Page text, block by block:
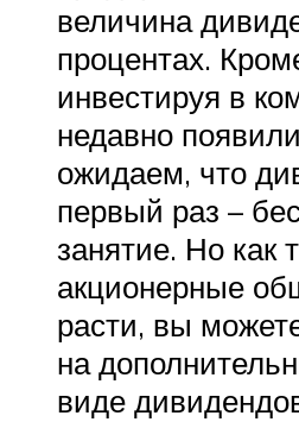
величина
процентах.
инвестируя в
недавно
ожидаем, что
первый раз –
занятие. Но как
акционерные
расти, вы
на
виде